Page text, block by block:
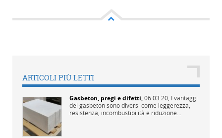
ARTICOLI PIÙ LETTI
Gasbeton, pregi e difetti,06.03.20, I vantaggi
del gasbeton sono diversi come leggerezza,
resistenza, incombustibilità e riduzione...